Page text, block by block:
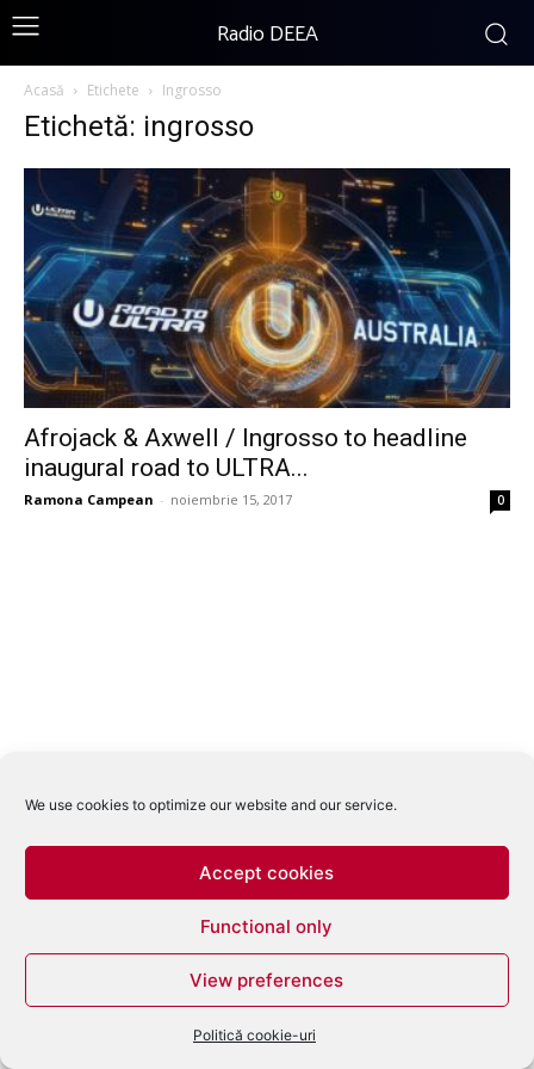
We use cookies to optimize our website and our service.
Accept cookies
Functional only
View preferences
Politică cookie-uri
Radio DEEA
Acasă Etichete Ingrosso
Etichetă: ingrosso
Afrojack & Axwell / Ingrosso to headline
inaugural road to ULTRA...
Ramona Campean - noiembrie 15, 2017 0